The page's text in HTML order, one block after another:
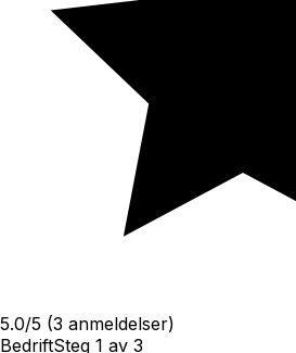
5.0/5 (3 anmeldelser)
BedriftSteg 1 av 3